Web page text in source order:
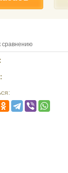
сравнению